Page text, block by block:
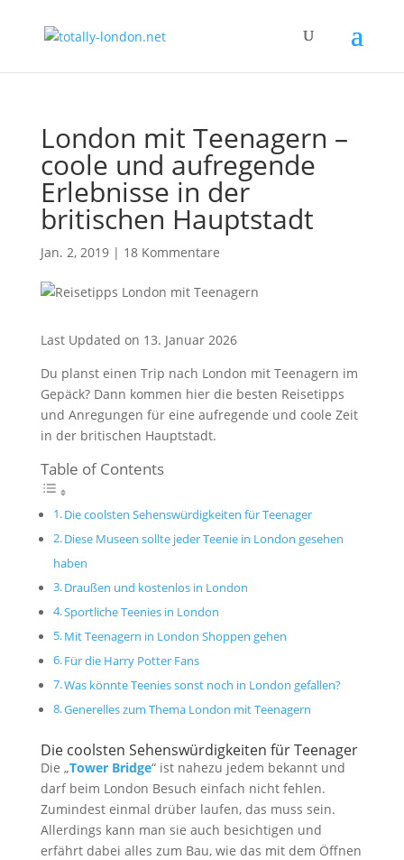
London mit Teenagern –
coole und aufregende
Erlebnisse in der
britischen Hauptstadt
Jan. 2, 2019| 18 Kommentare
Last Updated on 13. Januar 2026
Du planst einen Trip nach London mit Teenagern im
Gepäck? Dann kommen hier die besten Reisetipps
und Anregungen für eine aufregende und coole Zeit
in der britischen Hauptstadt.
Table of Contents
Die coolsten Sehenswürdigkeiten für Teenager
Diese Museen sollte jeder Teenie in London gesehen
haben
Draußen und kostenlos in London
Sportliche Teenies in London
Mit Teenagern in London Shoppen gehen
Für die Harry Potter Fans
Was könnte Teenies sonst noch in London gefallen?
Generelles zum Thema London mit Teenagern
Die coolsten Sehenswürdigkeiten für Teenager
Die „Tower Bridge“ ist nahezu jedem bekannt und
darf beim London Besuch einfach nicht fehlen.
Zumindest einmal drüber laufen, das muss sein.
Allerdings kann man sie auch besichtigen und
erfährt dabei alles zum Bau, wie das mit dem Öffnen